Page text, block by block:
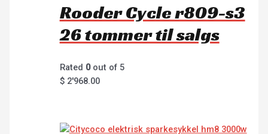
Rooder Cycle r809-s3
26 tommer til salgs
Rated 0out of 5
$2'968.00